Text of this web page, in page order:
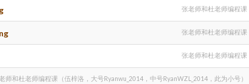
张老师和杜老师编程课
张老师和杜老师编程课
张老师和杜老师编程课
师和杜老师编程课（伍梓洛，大号Ryanwu_2014，中号RyanWZL_2014，此为小号）